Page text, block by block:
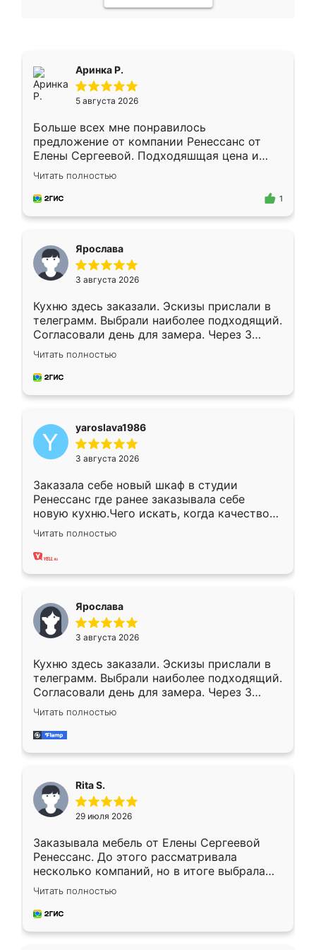
Аринка Р.
5 августа 2026
Больше всех мне понравилось
предложение от компании Ренессанс от
Елены Сергеевой. Подходяшщая цена и
короткие сроки изготовления. Приехавший
для замера сотрудник Владислав
предложил по моему эскизу самый
Читать полностью
1
Ярослава
3 августа 2026
Кухню здесь заказали. Эскизы прислали в
телеграмм. Выбрали наиболее подходящий.
Согласовали день для замера. Через 3
недели кухня была уже готова. Остались
довольны работой. Спасибо Ренессанс
мебель за качественную работу!
Читать полностью
yaroslava1986
3 августа 2026
Заказала себе новый шкаф в студии
Ренессанс где ранее заказывала себе
новую кухню.Чего искать, когда качеством
вполне довольна. Служит кухня уже почти
два года, нареканий нет.
Читать полностью
Ярослава
3 августа 2026
Кухню здесь заказали. Эскизы прислали в
телеграмм. Выбрали наиболее подходящий.
Согласовали день для замера. Через 3
недели кухня была уже готова. Остались
довольны работой. Спасибо Ренессанс
мебель за качественную работу!
Читать полностью
Rita S.
29 июля 2026
Заказывала мебель от Елены Сергеевой
Ренессанс. До этого рассматривала
несколько компаний, но в итоге выбрала
эту. Сначала обговорили условия, потом
приехал замерщик, всё спокойно объяснил
и снял размеры. Изготовили в срок, с
Читать полностью